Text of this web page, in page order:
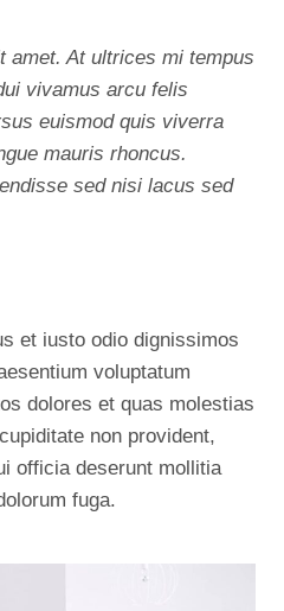
amet. At ultrices mi tempus
vivamus arcu felis
euismod quis viverra
mauris rhoncus.
sed nisi lacus sed
et iusto odio dignissimos
voluptatum
dolores et quas molestias
non provident,
officia deserunt mollitia
fuga.